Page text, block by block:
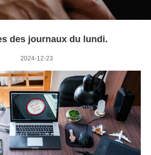
des journaux du lundi.
2024-12-23